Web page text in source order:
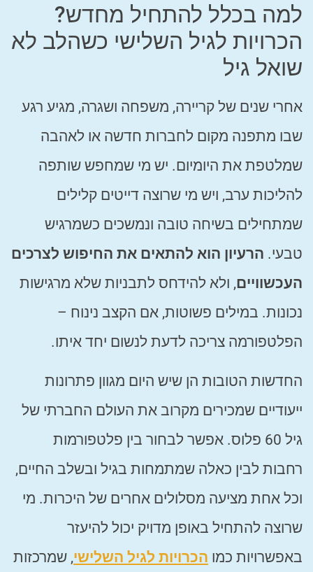
למה בכלל להתחיל מחדש?
הכרויות לגיל השלישי כשהלב לא
שואל גיל
אחרי שנים של קריירה, משפחה ושגרה, מגיע רגע
שבו מתפנה מקום לחברות חדשה או לאהבה
שמלטפת את היומיום. יש מי שמחפש שותפה
להליכות ערב, ויש מי שרוצה דייטים קלילים
שמתחילים בשיחה טובה ונמשכים כשמרגיש
טבעי. הרעיון הוא להתאים את החיפוש לצרכים
העכשוויים, ולא להידחס לתבניות שלא מרגישות
נכונות. במילים פשוטות, אם הקצב נינוח –
הפלטפורמה צריכה לדעת לנשום יחד איתו.
החדשות הטובות הן שיש היום מגוון פתרונות
ייעודיים שמכירים מקרוב את העולם החברתי של
גיל 60 פלוס. אפשר לבחור בין פלטפורמות
רחבות לבין כאלה שמתמחות בגיל ובשלב החיים,
וכל אחת מציעה מסלולים אחרים של היכרות. מי
שרוצה להתחיל באופן מדויק יכול להיעזר
באפשרויות כמו הכרויות לגיל השלישי, שמרכזות